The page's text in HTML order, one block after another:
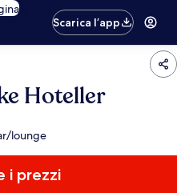
Scarica l’app
Hoteller
lounge
i prezzi